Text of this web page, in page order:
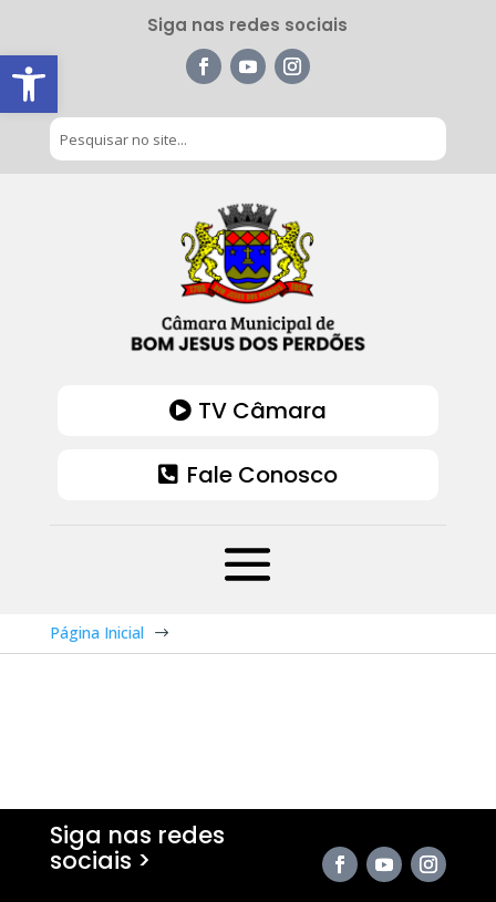
Barra de Ferramentas Aberta
Siga nas redes sociais
TV Câmara
Fale Conosco
Página Inicial $
Siga nas redes
sociais >